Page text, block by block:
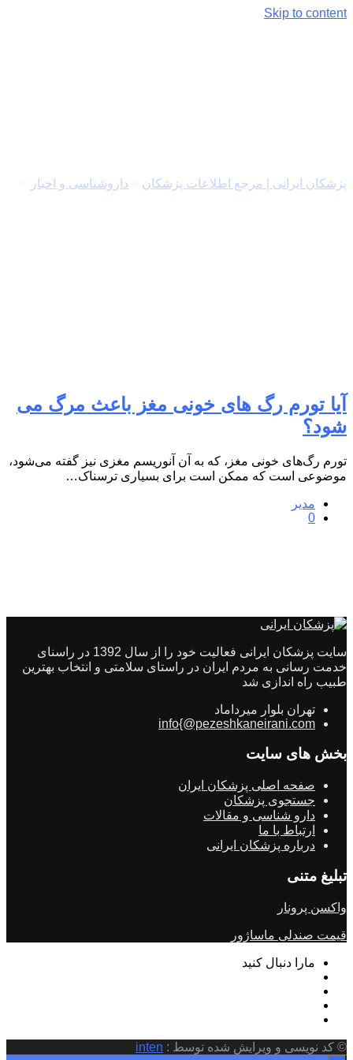
Skip to content
پزشکان ایرانی | مرجع اطلاعات پزشکان داروشناسی و اخبار
آیا تورم رگ های خونی مغز باعث مرگ می
شود؟
تورم رگ‌های خونی مغز، که به آن آنوریسم مغزی نیز گفته می‌شود،
موضوعی است که ممکن است برای بسیاری ترسناک…
مدیر
0
سایت پزشکان ایرانی فعالیت خود را از سال 1392 در راسنای
خدمت رسانی به مردم ایران در راستای سلامتی و انتخاب بهترین
طبیب راه اندازی شد
تهران بلوار میرداماد
info{@pezeshkaneirani.com
بخش های سایت
صفحه اصلی پزشکان ایران
جستجوی پزشکان
دارو شناسی و مقالات
ارتباط با ما
درباره پزشکان ایرانی
تبلیغ متنی
واکسن پرونار
قیمت صندلی ماساژور
مارا دنبال کنید
© کد نویسی و ویرایش شده توسط : inten